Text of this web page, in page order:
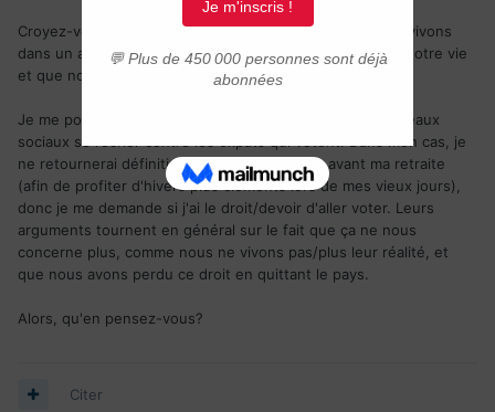
Croyez-vous qu'il est pertinent de voter alors que nous vivons
dans un autre pays? Surtout dans les cas où on a refait notre vie
et que nous ne pensons pas revenir en France?
Je me posais la question, car j'ai vu plusieurs sur les réseaux
sociaux se récrier contre les expats qui votent. Dans mon cas, je
ne retournerai définitivement pas en France avant ma retraite
(afin de profiter d'hivers plus cléments lors de mes vieux jours),
donc je me demande si j'ai le droit/devoir d'aller voter. Leurs
arguments tournent en général sur le fait que ça ne nous
concerne plus, comme nous ne vivons pas/plus leur réalité, et
que nous avons perdu ce droit en quittant le pays.
Alors, qu'en pensez-vous?
Citer